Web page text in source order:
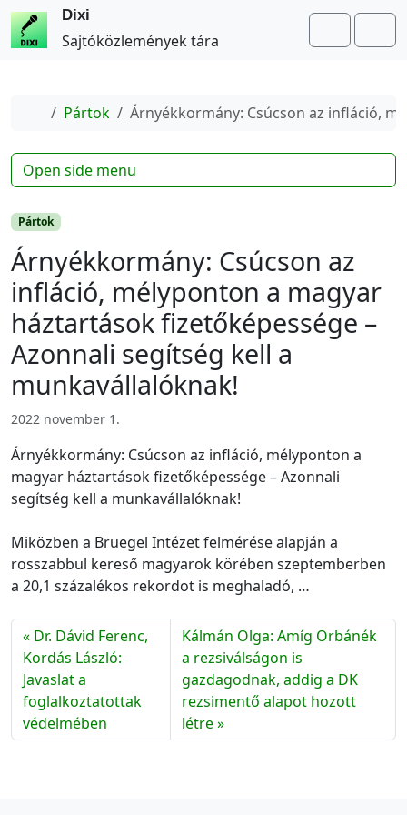
Dixi
Sajtóközlemények tára
Home
Pártok Árnyékkormány: Csúcson az infláció,
Pártok
Árnyékkormány: Csúcson az
infláció, mélyponton a magyar
háztartások fizetőképessége –
Azonnali segítség kell a
munkavállalóknak!
2022 november 1.
Árnyékkormány: Csúcson az infláció, mélyponton a
magyar háztartások fizetőképessége – Azonnali
segítség kell a munkavállalóknak!
Miközben a Bruegel Intézet felmérése alapján a
rosszabbul kereső magyarok körében szeptemberben
a 20,1 százalékos rekordot is meghaladó, …
Dr. Dávid Ferenc,
Kordás László:
Javaslat a
foglalkoztatottak
védelmében
Kálmán Olga: Amíg Orbánék
a rezsiválságon is
gazdagodnak, addig a DK
rezsimentő alapot hozott
létre
Open side menu